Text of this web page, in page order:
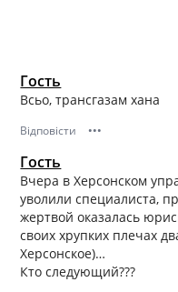
Гость
Всьо, трансгазам хана
Відповісти •••
Гость
Вчера в Херсонском
уволили специалиста,
жертвой оказалась
своих хрупких плечах
Херсонское)…
Кто следующий???